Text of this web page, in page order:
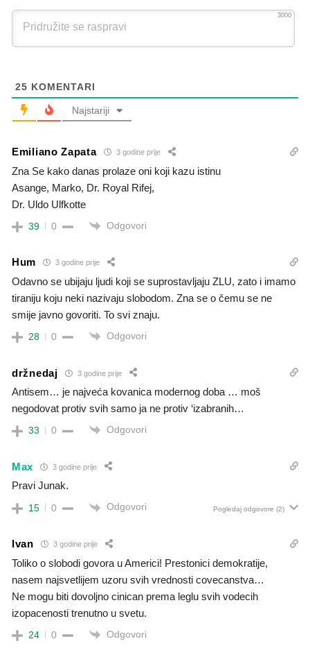
3000
25 KOMENTARI
Najstariji
Emiliano Zapata 3 godine prije
Zna Se kako danas prolaze oni koji kazu istinu
Asange, Marko, Dr. Royal Rifej,
Dr. Uldo Ulfkotte
39 0 Odgovori
Hum 3 godine prije
Odavno se ubijaju ljudi koji se suprostavljaju ZLU, zato i imamo
tiraniju koju neki nazivaju slobodom. Zna se o čemu se ne
smije javno govoriti. To svi znaju.
28 0 Odgovori
držnedaj 3 godine prije
Antisem… je najveća kovanica modernog doba … moš
negodovat protiv svih samo ja ne protiv ‘izabranih…
33 0 Odgovori
Max 3 godine prije
Pravi Junak.
15 0 Odgovori Pogledaj odgovore (2)
Ivan 3 godine prije
Toliko o slobodi govora u Americi! Prestonici demokratije,
nasem najsvetlijem uzoru svih vrednosti covecanstva…
Ne mogu biti dovoljno cinican prema leglu svih vodecih
izopacenosti trenutno u svetu.
24 0 Odgovori